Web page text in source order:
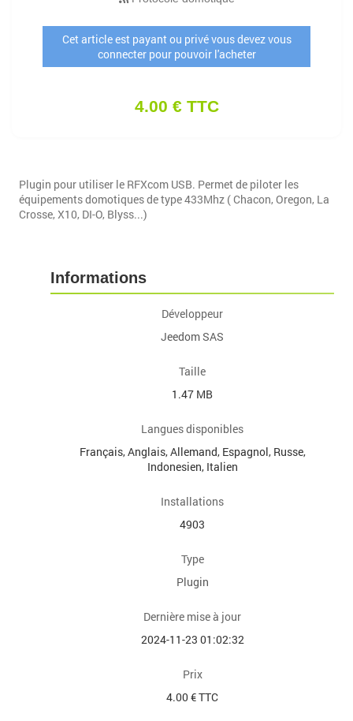
Cet article est payant ou privé vous devez vous
connecter pour pouvoir l'acheter
4.00 € TTC
Plugin pour utiliser le RFXcom USB. Permet de piloter les
équipements domotiques de type 433Mhz ( Chacon, Oregon, La
Crosse, X10, DI-O, Blyss...)
Informations
Développeur
Jeedom SAS
Taille
1.47 MB
Langues disponibles
Français, Anglais, Allemand, Espagnol, Russe,
Indonesien, Italien
Installations
4903
Type
Plugin
Dernière mise à jour
2024-11-23 01:02:32
Prix
4.00 € TTC